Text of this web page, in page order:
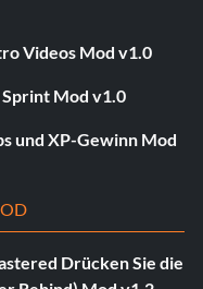
Videos Mod v1.0
Mod v1.0
und XP-Gewinn Mod
Drücken Sie die